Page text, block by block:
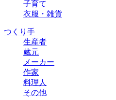
子育て
衣服・雑貨
つくり手
生産者
蔵元
メーカー
作家
料理人
その他